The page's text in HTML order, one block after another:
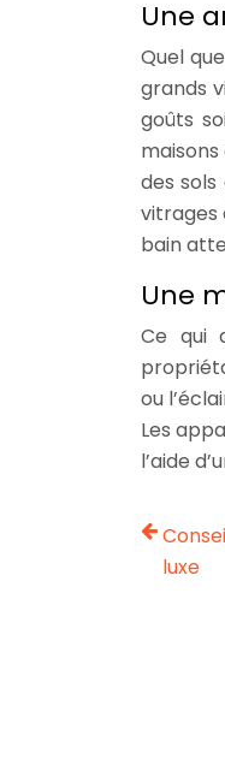
Une
Quel
grands
goûts
des
vitrages
bain
Une
Ce qui
ou
Les
l’aide
luxe